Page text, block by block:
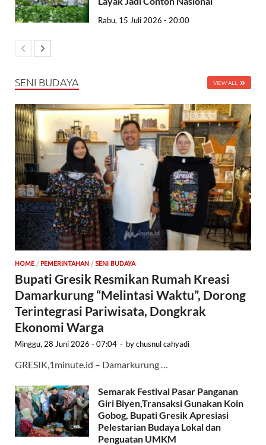
Rabu, 15 Juli 2026 - 20:00
SENI BUDAYA VIEW ALL
HOME / PEMERINTAHAN / SENI BUDAYA
Bupati Gresik Resmikan Rumah Kreasi
Damarkurung “Melintasi Waktu”, Dorong
Terintegrasi Pariwisata, Dongkrak
Ekonomi Warga
Minggu, 28 Juni 2026 - 07:04 - bychusnul cahyadi
GRESIK,1minute.id – Damarkurung …
Semarak Festival Pasar Panganan
Giri Biyen,Transaksi Gunakan Koin
Gobog, Bupati Gresik Apresiasi
Pelestarian Budaya Lokal dan
Penguatan UMKM